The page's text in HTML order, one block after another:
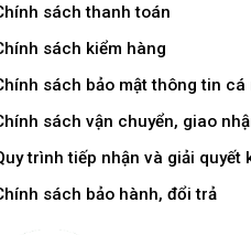
sách thanh toán
sách kiểm hàng
sách bảo mật thông tin cá
sách vận chuyển, giao
trình tiếp nhận và giải quyết
sách bảo hành, đổi trả